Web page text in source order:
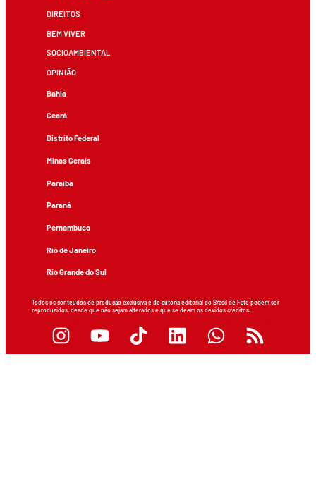
DIREITOS
BEM VIVER
SOCIOAMBIENTAL
OPINIÃO
Bahia
Ceará
Distrito Federal
Minas Gerais
Paraíba
Paraná
Pernambuco
Rio de Janeiro
Rio Grande do Sul
Todos os conteúdos de produção exclusiva e de autoria editorial do Brasil de Fato podem ser
reproduzidos, desde que não sejam alterados e que se deem os devidos créditos.